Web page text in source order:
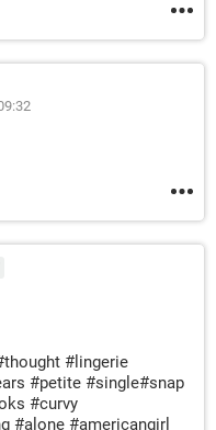
#lingerie
#petite #single#snap
#curvy
#alone #americangirl